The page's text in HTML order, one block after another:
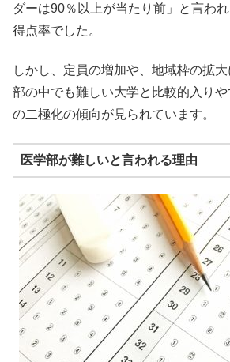
ダーは90％以上が当たり前」と言わ
得点率でした。
しかし、定員の増加や、地域枠の拡
部の中でも難しい大学と比較的入り
の二極化の傾向が見られています。
医学部が難しいと言われる理由